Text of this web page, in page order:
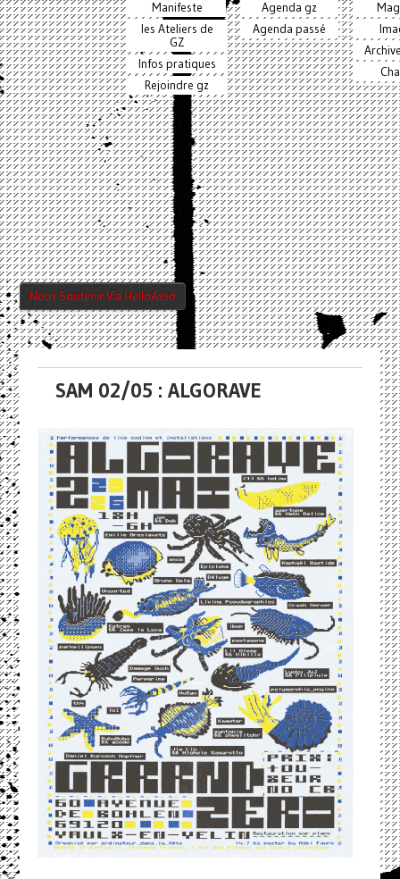
Manifeste
les Ateliers de
GZ
Infos pratiques
Rejoindre gz
Agenda gz
Agenda passé
Nous Soutenir Via HelloAsso
SAM 02/05 : ALGORAVE